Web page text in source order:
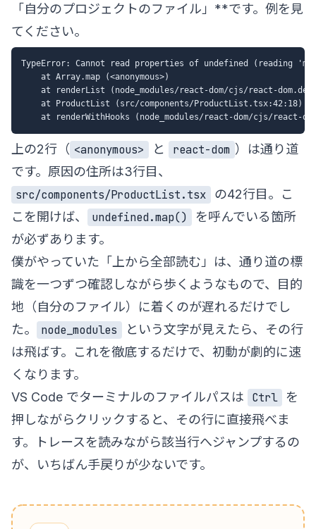
「自分のプロジェクトのファイル」**です。例を見
てください。
TypeError: Cannot read properties of undefined (reading
    at Array.map (<anonymous>)
at renderList (node_modules/react-dom/cjs/react-
at ProductList (src/components/ProductList.tsx:42:18)
上の2行（ <anonymous> と react-dom ）は通り道
です。原因の住所は3行目、
src/components/ProductList.tsx
の42行目。こ
こを開けば、
undefined.map()
を呼んでいる箇所
が必ずあります。
僕がやっていた「上から全部読む」は、通り道の標
識を一つずつ確認しながら歩くようなもので、目的
地（自分のファイル）に着くのが遅れるだけでし
た。
node_modules
という文字が見えたら、その行
は飛ばす。これを徹底するだけで、初動が劇的に速
くなります。
VS Code でターミナルのファイルパスは
Ctrl
を
押しながらクリックすると、その行に直接飛べま
す。トレースを読みながら該当行へジャンプするの
が、いちばん手戻りが少ないです。